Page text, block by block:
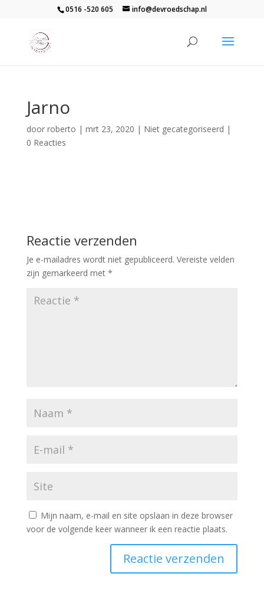
0516 -520 605 info@devroedschap.nl
Jarno
door roberto | mrt 23, 2020 | Niet gecategoriseerd |
0 Reacties
Reactie verzenden
Je e-mailadres wordt niet gepubliceerd. Vereiste velden
zijn gemarkeerd met *
Mijn naam, e-mail en site opslaan in deze browser
voor de volgende keer wanneer ik een reactie plaats.